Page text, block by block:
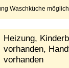
Waschküche möglich
Heizung,
vorhanden,
vorhanden